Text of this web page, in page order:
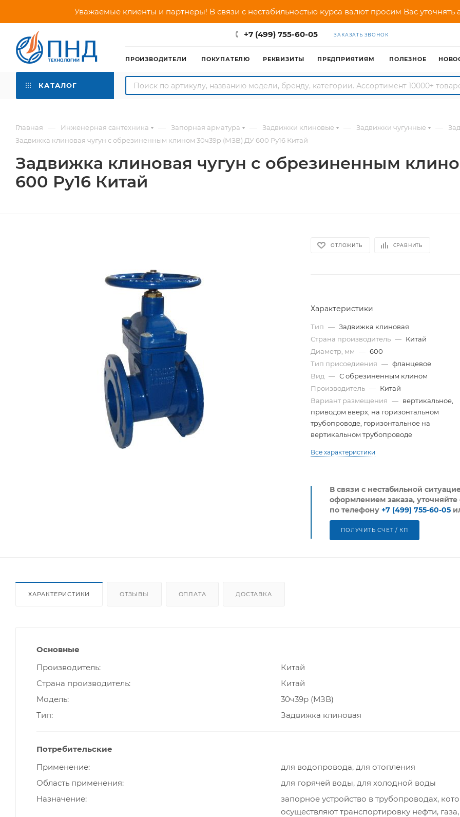
Уважаемые клиенты и партнеры! В связи с нестабильностью курса валют просим Вас
+7 (499) 755-60-05 ЗАКАЗАТЬ ЗВОНОК
ПРОИЗВОДИТЕЛИ ПОКУПАТЕЛЮ РЕКВИЗИТЫ ПРЕДПРИЯТИЯМ ПОЛЕЗНОЕ
КАТАЛОГ
Главная — Инженерная сантехника — Запорная арматура — Задвижки клиновые — Задвижки чугунные —
Задвижка клиновая чугун с обрезиненным клином 30ч39р (МЗВ) ДУ 600 Ру16 Китай
Задвижка клиновая чугун с обрезиненным
600 Ру16 Китай
ОТЛОЖИТЬ СРАВНИТЬ
Характеристики
Тип — Задвижка клиновая
Страна производитель — Китай
Диаметр, мм — 600
Тип присоедиения — фланцевое
Вид — С обрезиненным клином
Производитель — Китай
Вариант размещения — вертикальное,
приводом вверх, на горизонтальном
трубопроводе, горизонтальное на
вертикальном трубопроводе
Все характеристики
В связи с нестабильной
оформлением заказа,
по телефону+7 (499) 755-60-05
ПОЛУЧИТЬ СЧЕТ / КП
ХАРАКТЕРИСТИКИ ОТЗЫВЫ ОПЛАТА ДОСТАВКА
Основные
Производитель
Китай
Страна производитель
Китай
Модель
30ч39р (МЗВ)
Тип
Задвижка клиновая
Потребительские
Применение
для водопровода, для отопления
Область применения
для горячей воды, для холодной воды
Назначение
запорное устройство в трубопроводах,
осуществляют транспортировку нефти, газа,